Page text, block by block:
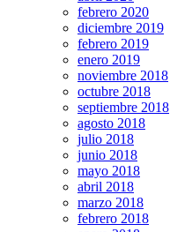
febrero 2020
diciembre 2019
febrero 2019
enero 2019
noviembre 2018
octubre 2018
septiembre 2018
agosto 2018
julio 2018
junio 2018
mayo 2018
abril 2018
marzo 2018
febrero 2018